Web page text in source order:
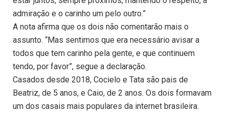
admiração e o carinho um pelo outro.”
A nota afirma que os dois não comentarão mais o
assunto. “Mas sentimos que era necessário avisar a
todos que tem carinho pela gente, e que continuem
tendo, por favor”, segue a declaração.
Casados desde 2018, Cocielo e Tata são pais de
Beatriz, de 5 anos, e Caio, de 2 anos. Os dois formavam
um dos casais mais populares da internet brasileira.